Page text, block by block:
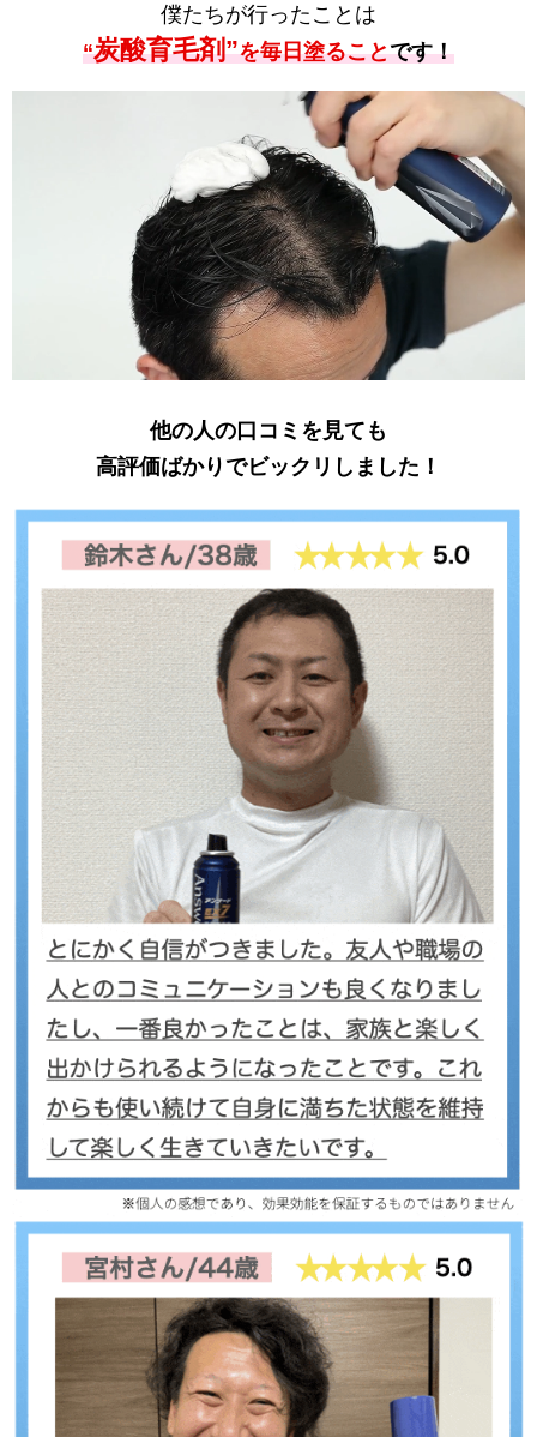
僕たちが行ったことは
“炭酸育毛剤”を毎日塗ることです！
他の人の口コミを見ても
高評価ばかりでビックリしました！